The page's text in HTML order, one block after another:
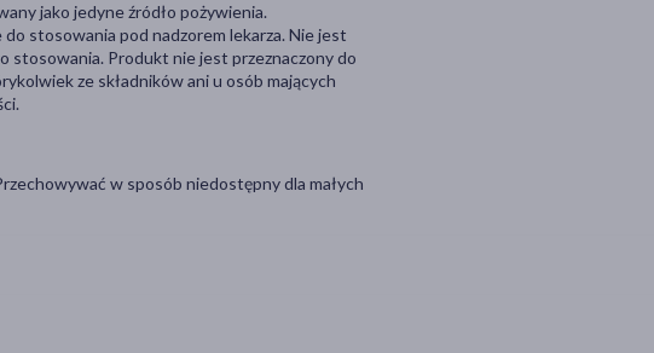
jako jedyne źródło pożywienia.
stosowania pod nadzorem lekarza. Nie jest
stosowania. Produkt nie jest przeznaczony do
ze składników ani u osób mających
w sposób niedostępny dla małych